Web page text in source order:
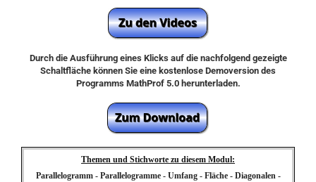
Durch die Ausführung eines Klicks auf die nachfolgend gezeigte
Schaltfläche können Sie eine kostenlose Demoversion des
Programms MathProf 5.0 herunterladen.
Themen und Stichworte zu diesem Modul:
Parallelogramm - Parallelogramme - Umfang - Fläche - Diagonalen -